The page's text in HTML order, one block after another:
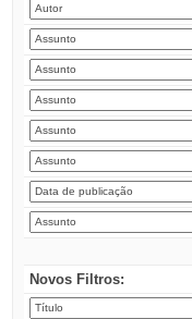
Novos Filtros: